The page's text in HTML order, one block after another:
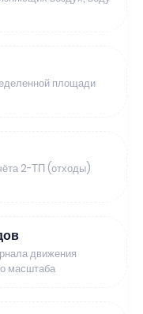
площади
2-ТП (отходы)
движения
масштаба